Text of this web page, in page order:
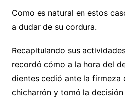
Como es natural en estos
a dudar de su cordura.
Recapitulando sus
recordó cómo a la hora del
dientes cedió ante la firmeza
chicharrón y tomó la